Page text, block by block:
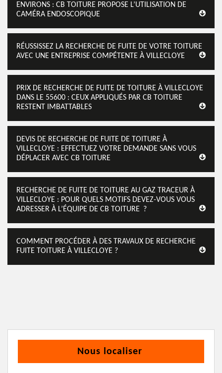
ENVIRONS : CB TOITURE PROPOSE L’UTILISATION DE
CAMÉRA ENDOSCOPIQUE
RÉUSSISSEZ LA RECHERCHE DE FUITE DE VOTRE TOITURE
AVEC UNE ENTREPRISE COMPÉTENTE À VILLECLOYE
PRIX DE RECHERCHE DE FUITE DE TOITURE À VILLECLOYE
DANS LE 55600 : CEUX APPLIQUÉS PAR CB TOITURE
RESTENT IMBATTABLES
DEVIS DE RECHERCHE DE FUITE DE TOITURE À
VILLECLOYE : EFFECTUEZ VOTRE DEMANDE SANS VOUS
DÉPLACER AVEC CB TOITURE
RECHERCHE DE FUITE DE TOITURE AU GAZ TRACEUR À
VILLECLOYE : POUR QUELS MOTIFS DEVEZ-VOUS VOUS
ADRESSER À L’ÉQUIPE DE CB TOITURE ?
COMMENT PROCÉDER À DES TRAVAUX DE RECHERCHE
FUITE TOITURE À VILLECLOYE ?
Nous localiser